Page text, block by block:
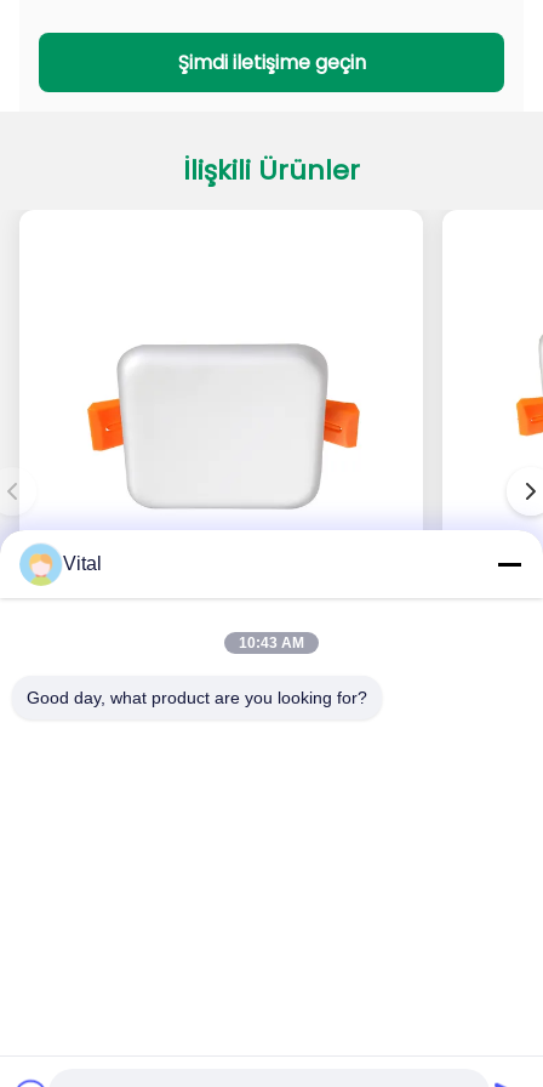
PADL Serisi
PACL Serisi
Şimdi iletişime geçin
İlişkili Ürünler
En İyi Fiyatı Alın
Vital
10:43 AM
Good day, what product are you looking for?